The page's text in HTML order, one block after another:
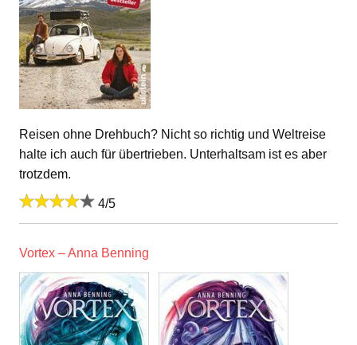
Reisen ohne Drehbuch? Nicht so richtig und Weltreise
halte ich auch für übertrieben. Unterhaltsam ist es aber
trotzdem.
4/5
Vortex – Anna Benning